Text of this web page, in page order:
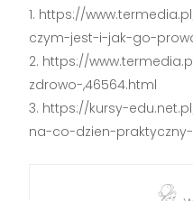
https://
czym-jest-i-jak-go-
https://
zdrowo-,46564.html
https://kursy-
na-co-dzien-